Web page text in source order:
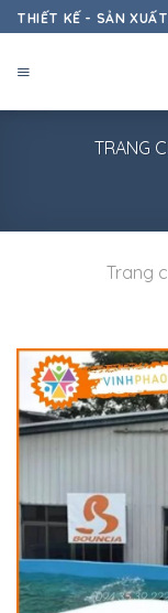
Skip
to
content
THIẾT KẾ - SẢN
TRANG
Trang